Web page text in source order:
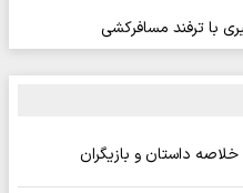
با ترفند مسافرکشی
داستان و بازیگران